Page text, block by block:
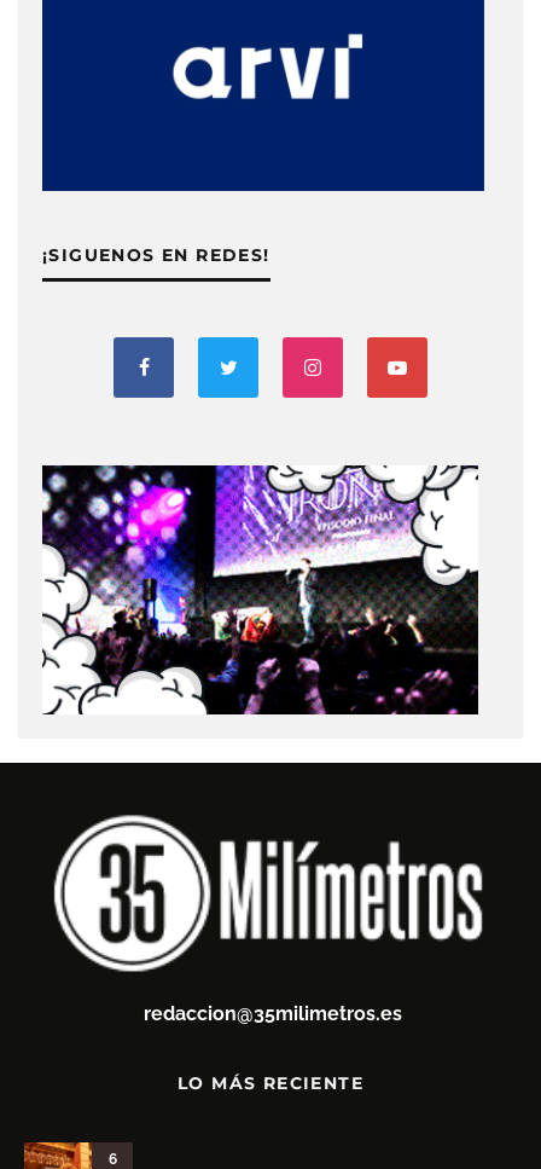
¡SIGUENOS EN REDES!
redaccion@35milimetros.es
LO MÁS RECIENTE
6